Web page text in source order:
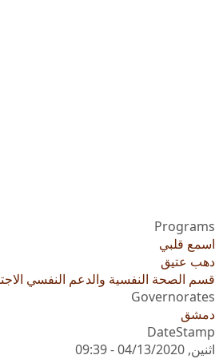
Programs
اسمع قلبي
دهب عتيق
قسم الصحة النفسية والدعم النفسي
Governorates
دمشق
DateStamp
اثنين, 04/13/2020 - 09:39